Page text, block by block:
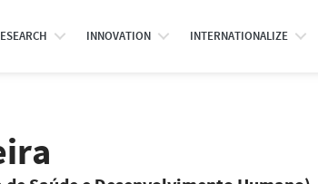
INNOVATION INTERNATIONALIZE